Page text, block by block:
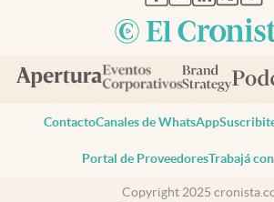
ContactoCanales de WhatsApp
Portal de ProveedoresTrabajá
Copyright 2025